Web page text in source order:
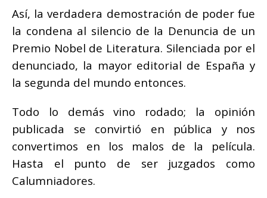
Así, la verdadera demostración de poder fue
la condena al silencio de la Denuncia de un
Premio Nobel de Literatura. Silenciada por el
denunciado, la mayor editorial de España y
la segunda del mundo entonces.
Todo lo demás vino rodado; la opinión
publicada se convirtió en pública y nos
convertimos en los malos de la película.
Hasta el punto de ser juzgados como
Calumniadores.